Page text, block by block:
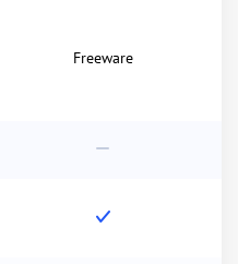
Freeware